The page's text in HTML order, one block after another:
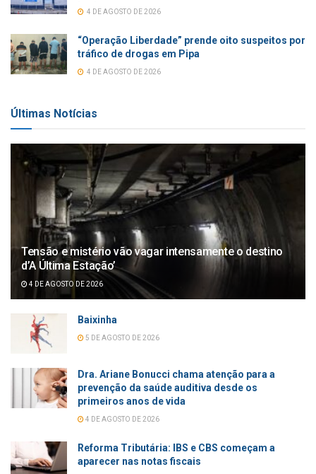
4 DE AGOSTO DE 2026
“Operação Liberdade” prende oito suspeitos por
tráfico de drogas em Pipa
4 DE AGOSTO DE 2026
Últimas Notícias
Tensão e mistério vão vagar intensamente o destino
d’A Última Estação’
4 DE AGOSTO DE 2026
Baixinha
5 DE AGOSTO DE 2026
Dra. Ariane Bonucci chama atenção para a
prevenção da saúde auditiva desde os
primeiros anos de vida
4 DE AGOSTO DE 2026
Reforma Tributária: IBS e CBS começam a
aparecer nas notas fiscais